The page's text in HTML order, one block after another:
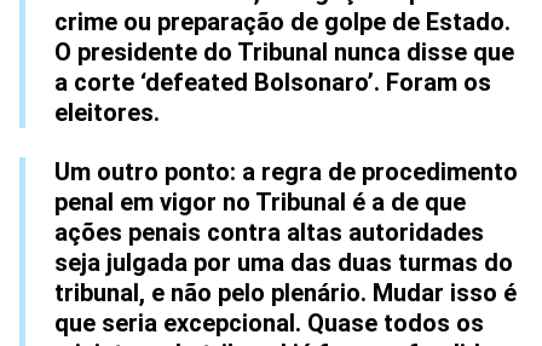
crime ou preparação de golpe de Estado.
O presidente do Tribunal nunca disse que
a corte ‘defeated Bolsonaro’. Foram os
eleitores.
Um outro ponto: a regra de procedimento
penal em vigor no Tribunal é a de que
ações penais contra altas autoridades
seja julgada por uma das duas turmas do
tribunal, e não pelo plenário. Mudar isso é
que seria excepcional. Quase todos os